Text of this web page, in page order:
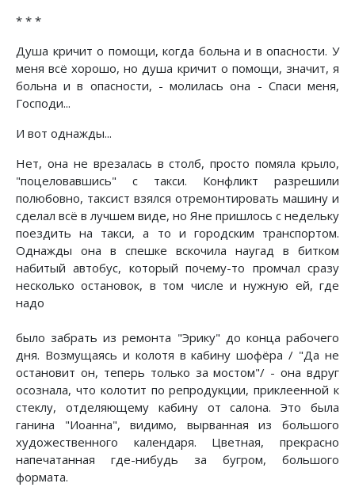
* * *
Душа кричит о помощи, когда больна и в опасности. У
меня всё хорошо, но душа кричит о помощи, значит, я
больна и в опасности, - молилась она - Спаси меня,
Господи...
И вот однажды...
Нет, она не врезалась в столб, просто помяла крыло,
"поцеловавшись" с такси. Конфликт разрешили
полюбовно, таксист взялся отремонтировать машину и
сделал всё в лучшем виде, но Яне пришлось с недельку
поездить на такси, а то и городским транспортом.
Однажды она в спешке вскочила наугад в битком
набитый автобус, который почему-то промчал сразу
несколько остановок, в том числе и нужную ей, где
надо
было забрать из ремонта "Эрику" до конца рабочего
дня. Возмущаясь и колотя в кабину шофёра / "Да не
остановит он, теперь только за мостом"/ - она вдруг
осознала, что колотит по репродукции, приклеенной к
стеклу, отделяющему кабину от салона. Это была
ганина "Иоанна", видимо, вырванная из большого
художественного календаря. Цветная, прекрасно
напечатанная где-нибудь за бугром, большого
формата.